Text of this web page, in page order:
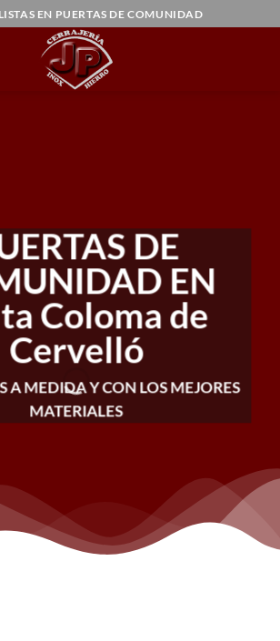
EN PUERTAS DE COMUNIDAD
DE
EN
Coloma de
Cervelló
A MEDIDA Y CON LOS MEJORES
MATERIALES